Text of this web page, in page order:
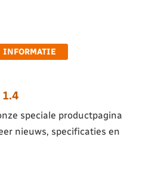
INFORMATIE
speciale productpagina
nieuws, specificaties en